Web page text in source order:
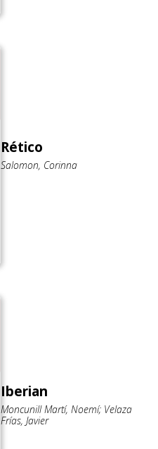
Rético
Salomon, Corinna
Iberian
Moncunill Martí, Noemí; Velaza
Frías, Javier